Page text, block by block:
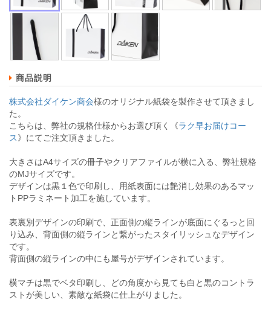
商品説明
株式会社ダイケン商会様のオリジナル紙袋を製作させて頂きまし
た。
こちらは、弊社の規格仕様からお選び頂く《ラク早お届けコー
ス》にてご注文頂きました。
大きさはA4サイズの冊子やクリアファイルが横に入る、弊社規格
のMJサイズです。
デザインは黒１色で印刷し、用紙表面には艶消し効果のあるマッ
トPPラミネート加工を施しています。
表裏別デザインの印刷で、正面側の縦ラインが底面にぐるっと回
り込み、背面側の縦ラインと繋がったスタイリッシュなデザイン
です。
背面側の縦ラインの中にも屋号がデザインされています。
横マチは黒でベタ印刷し、どの角度から見ても白と黒のコントラ
ストが美しい、素敵な紙袋に仕上がりました。